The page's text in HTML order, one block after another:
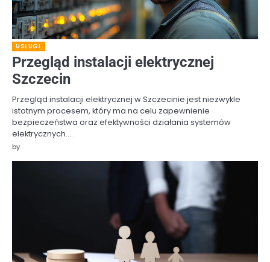
USŁUGI
Przegląd instalacji elektrycznej
Szczecin
Przegląd instalacji elektrycznej w Szczecinie jest niezwykle
istotnym procesem, który ma na celu zapewnienie
bezpieczeństwa oraz efektywności działania systemów
elektrycznych.…
by